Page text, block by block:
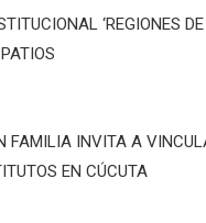
‘REGIONES
FAMILIA INVITA A
EN CÚCUTA